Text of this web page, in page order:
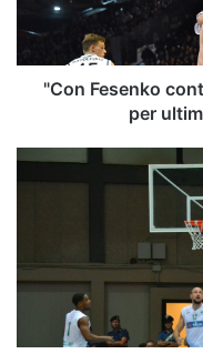
Irpinia
per
ultimare
"Con Fesenko
per
C'è
Cagliari
Scandone
4°